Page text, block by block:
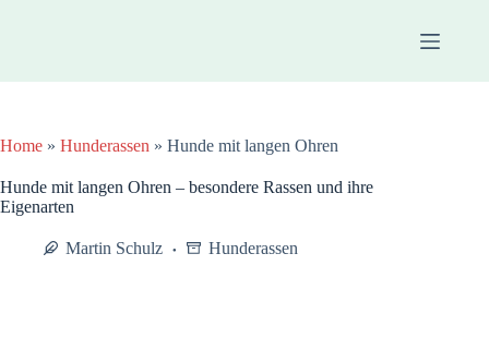
Home » Hunderassen » Hunde mit langen Ohren
Hunde mit langen Ohren – besondere Rassen und ihre
Eigenarten
Martin Schulz Hunderassen